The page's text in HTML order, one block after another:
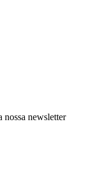
nossa newsletter